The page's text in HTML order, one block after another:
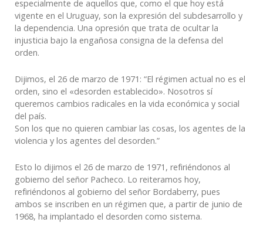
especialmente de aquellos que, como el que hoy está
vigente en el Uruguay, son la expresión del subdesarrollo y
la dependencia. Una opresión que trata de ocultar la
injusticia bajo la engañosa consigna de la defensa del
orden.
Dijimos, el 26 de marzo de 1971: “El régimen actual no es el
orden, sino el «desorden establecido». Nosotros sí
queremos cambios radicales en la vida económica y social
del país.
Son los que no quieren cambiar las cosas, los agentes de la
violencia y los agentes del desorden.”
Esto lo dijimos el 26 de marzo de 1971, refiriéndonos al
gobierno del señor Pacheco. Lo reiteramos hoy,
refiriéndonos al gobierno del señor Bordaberry, pues
ambos se inscriben en un régimen que, a partir de junio de
1968, ha implantado el desorden como sistema.